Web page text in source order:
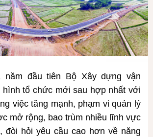
năm đầu tiên Bộ Xây dựng vận
hình tổ chức mới sau hợp nhất với
việc tăng mạnh, phạm vi quản lý
mở rộng, bao trùm nhiều lĩnh vực
đòi hỏi yêu cầu cao hơn về năng